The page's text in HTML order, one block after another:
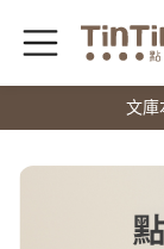
文庫